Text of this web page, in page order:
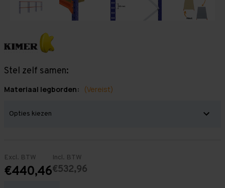
Stel zelf samen:
Materiaal legborden: (Vereist)
Excl. BTW
€440,46
Incl. BTW
€532,96